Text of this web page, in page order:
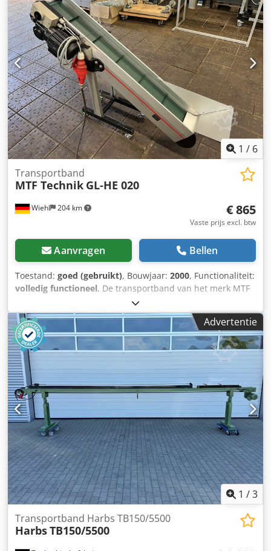
1 / 6
Wiehl 204 km
Transportband
MTF Technik GL-HE 020
€ 865
Vaste prijs excl. btw
Aanvragen Bellen
Toestand: goed (gebruikt), Bouwjaar: 2000, Functionaliteit:
volledig functioneel, De transportband van het merk MTF
is te koop: Lengte: 1300 mm Totale breedte: 260 mm plus
motor 150 mm Effectieve breedte: 160 mm Dedpfx Amsy
Ugqfe Reck Dwarslatten: 14 stuks, 20 mm hoog
Bandsnelheid vast: 6 m/min Leitplaat: 70 mm hoog
Verplaatsbaar (op wielen) Afgiftehoogte: max. 1010 mm
Kleine trechter
Advertentie
1 /3
Transportband Harbs TB150/5500
HarbsTB150/5500